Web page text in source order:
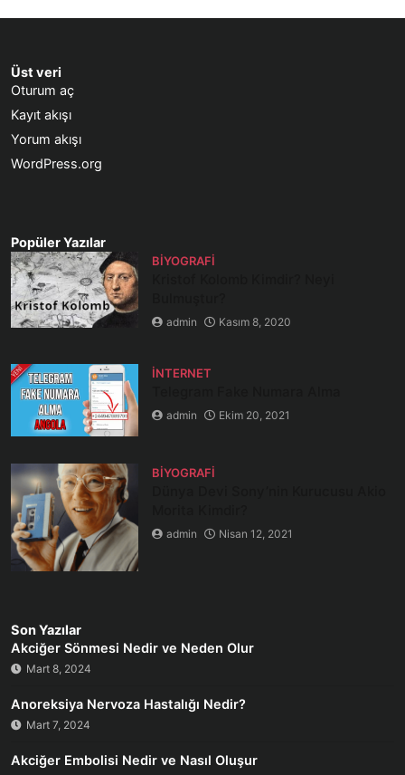
Üst veri
Oturum aç
Kayıt akışı
Yorum akışı
WordPress.org
Popüler Yazılar
BIYOGRAFI
admin Kasım 8, 2020
İNTERNET
admin Ekim 20, 2021
BIYOGRAFI
admin Nisan 12, 2021
Son Yazılar
Akciğer Sönmesi Nedir ve Neden Olur
Mart 8, 2024
Anoreksiya Nervoza Hastalığı Nedir?
Mart 7, 2024
Akciğer Embolisi Nedir ve Nasıl Oluşur